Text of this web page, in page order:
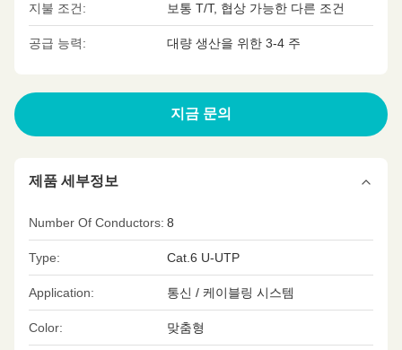
지불 조건: 보통 T/T, 협상 가능한 다른 조건
공급 능력: 대량 생산을 위한 3-4 주
지금 문의
제품 세부정보
Number Of Conductors: 8
Type: Cat.6 U-UTP
Application: 통신 / 케이블링 시스템
Color: 맞춤형